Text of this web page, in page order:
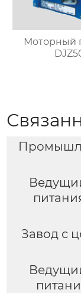
Моторный
Завод с